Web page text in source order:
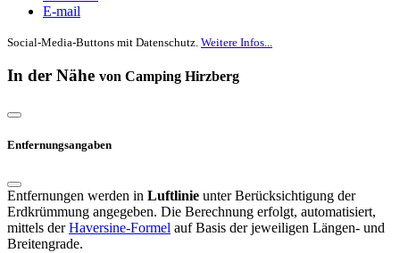
E-mail
Social-Media-Buttons mit Datenschutz. Weitere Infos...
In der Nähe von Camping Hirzberg
Entfernungsangaben
Entfernungen werden in Luftlinie unter Berücksichtigung der
Erdkrümmung angegeben. Die Berechnung erfolgt, automatisiert,
mittels derHaversine-Formel auf Basis der jeweiligen Längen- und
Breitengrade.